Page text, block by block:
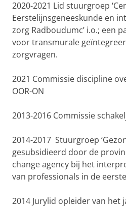
2020-2021 Lid stuurgroep
Eerstelijnsgeneeskunde en
zorg Radboudumc’ i.o.; een
voor transmurale
zorgvragen.
2021 Commissie discipline
OOR-ON
2013-2016 Commissie
2014-2017 Stuurgroep ‘
gesubsidieerd door de
change agency bij het
van professionals in de
2014 Jurylid opleider van het